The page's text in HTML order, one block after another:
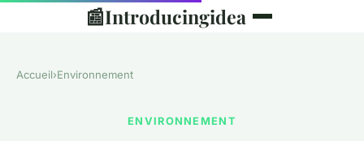
📰Introducingidea
Accueil›Environnement
ENVIRONNEMENT